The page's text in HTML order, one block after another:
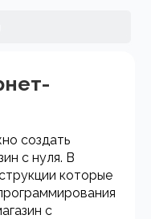
создать
с нуля. В
которые
с